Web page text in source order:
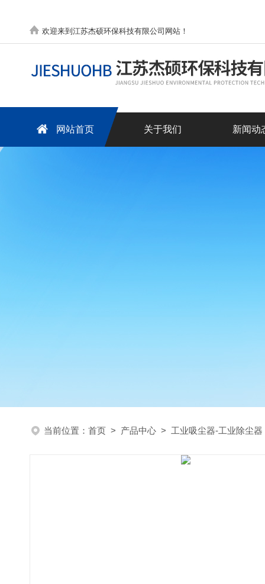
欢迎来到江苏杰硕环保科技有限公司网站！
网站首页 关于我们 新闻动
当前位置： 首页 > 产品中心 > 工业吸尘器-工业除尘器